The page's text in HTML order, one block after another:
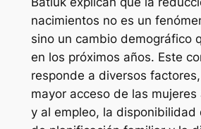
nacimientos no es un
sino un cambio demográfico
en los próximos años. Este
responde a diversos
mayor acceso de las
y al empleo, la disponibilidad